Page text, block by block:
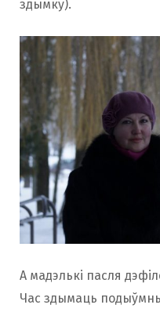
здымку).
А мадэлькі пасля
Час здымаць